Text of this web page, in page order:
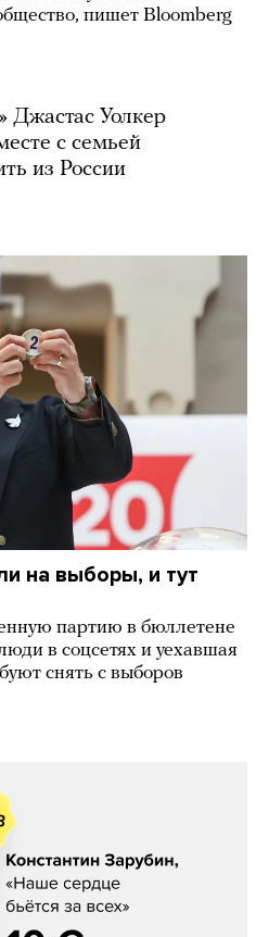
пишет Bloomberg
Джастас Уолкер
с семьей
из России
на выборы, и тут
партию в бюллетене
в соцсетях и уехавшая
снять с выборов